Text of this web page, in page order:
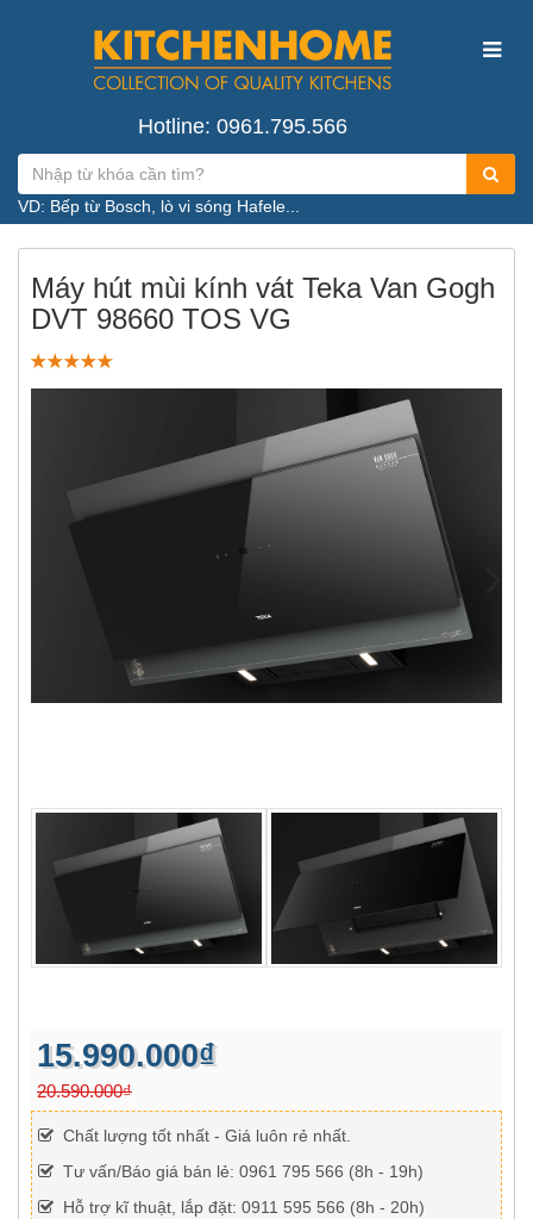
Hotline: 0961.795.566
VD: Bếp từ Bosch, lò vi sóng Hafele...
Máy hút mùi kính vát Teka Van Gogh
DVT 98660 TOS VG
15.990.000₫
20.590.000₫
Chất lượng tốt nhất - Giá luôn rẻ nhất.
Tư vấn/Báo giá bán lẻ: 0961 795 566 (8h - 19h)
Hỗ trợ kĩ thuật, lắp đặt: 0911 595 566 (8h - 20h)